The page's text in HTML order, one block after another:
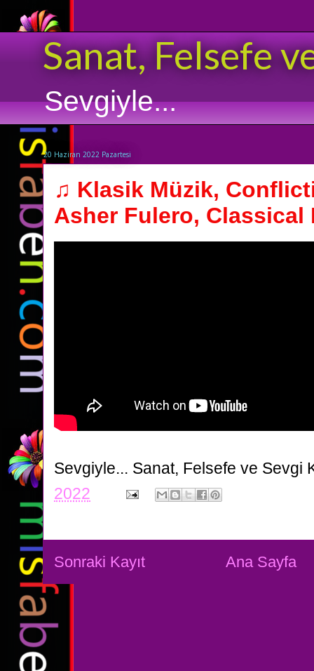
Sanat, Felsefe
Sevgiyle...
20 Haziran 2022 Pazartesi
♫ Klasik Müzik,
Asher Fulero, Classical
Sevgiyle... Sanat, Felsefe ve Sevgi
2022
Sonraki Kayıt Ana Sayfa